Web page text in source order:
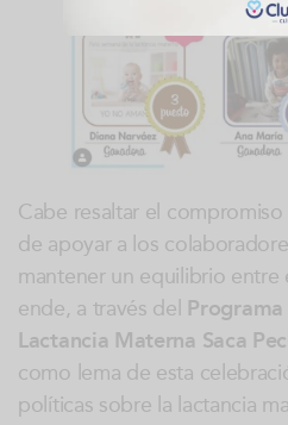
Cabe resaltar el
de apoyar a los
mantener un equilibrio
ende, a través del
Lactancia Materna Saca
como lema de esta
políticas sobre la lactancia